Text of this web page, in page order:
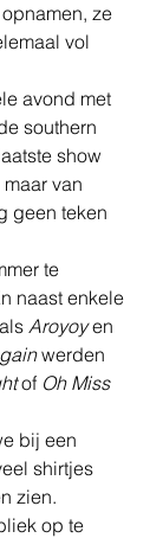
ze
vol
avond met
southern
show
van
geen teken
te
naast enkele
Aroyoy en
werden
of Oh Miss
bij een
shirtjes
zien.
op te